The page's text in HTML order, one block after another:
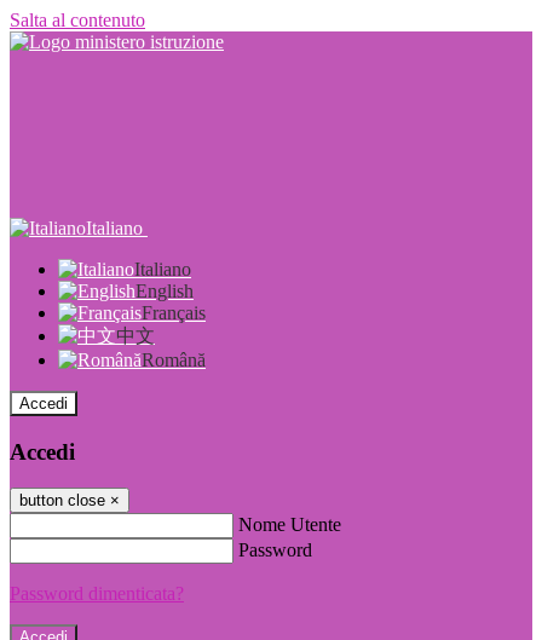
Salta al contenuto
Italiano
Italiano
English
Français
中文
Română
Accedi
Accedi
button close ×
Nome Utente
Password
Password dimenticata?